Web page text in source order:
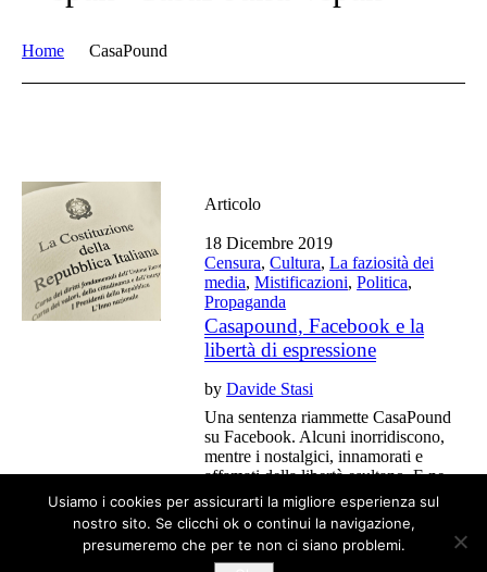
Home CasaPound
Articolo
18 Dicembre 2019
Censura,Cultura,La faziosità dei
media,Mistificazioni,Politica,
Propaganda
Casapound, Facebook e la
libertà di espressione
byDavide Stasi
Una sentenza riammette CasaPound
su Facebook. Alcuni inorridiscono,
mentre i nostalgici, innamorati e
affamati della libertà esultano. E ne
hanno ben donde.
Usiamo i cookies per assicurarti la migliore esperienza sul
nostro sito. Se clicchi ok o continui la navigazione,
presumeremo che per te non ci siano problemi.